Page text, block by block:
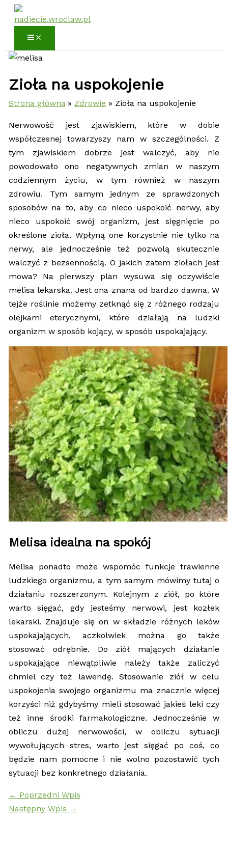
Przejdź
Zioła na uspokojenie
Strona główna Zdrowie Zioła na uspokojenie
Nerwowość jest zjawiskiem, które w dobie
współczesnej towarzyszy nam w szczególności. Z
tym zjawiskiem dobrze jest walczyć, aby nie
powodowało ono negatywnych zmian w naszym
codziennym życiu, w tym również w naszym
zdrowiu. Tym samym jednym ze sprawdzonych
sposobów na to, aby co nieco uspokoić nerwy, aby
nieco uspokoić swój organizm, jest sięgnięcie po
określone zioła. Wpłyną one korzystnie nie tylko na
nerwy, ale jednocześnie też pozwolą skutecznie
walczyć z bezsennością. O jakich zatem ziołach jest
mowa? Na pierwszy plan wysuwa się oczywiście
melisa lekarska. Jest ona znana od bardzo dawna. W
tejże roślinie możemy zetknąć się z różnego rodzaju
olejkami eterycznymi, które działają na ludzki
organizm w sposób kojący, w sposób uspokajający.
Melisa idealna na spokój
Melisa ponadto może wspomóc funkcje trawienne
ludzkiego organizmu, a tym samym mówimy tutaj o
działaniu rozszerzonym. Kolejnym z ziół, po które
warto sięgać, gdy jesteśmy nerwowi, jest kozłek
lekarski. Znajduje się on w składzie różnych leków
uspokajających, aczkolwiek można go także
stosować odrębnie. Do ziół mających działanie
uspokajające niewątpliwie należy także zaliczyć
chmiel czy też lawendę. Stosowanie ziół w celu
uspokojenia swojego organizmu ma znacznie więcej
korzyści niż gdybyśmy mieli stosować jakieś leki czy
też inne środki farmakologiczne. Jednocześnie w
obliczu dużej nerwowości, w obliczu sytuacji
wywołujących stres, warto jest sięgać po coś, co
będzie nam pomocne i nie wolno pozostawić tych
sytuacji bez konkretnego działania.
← Poprzedni Wpis
Następny Wpis →